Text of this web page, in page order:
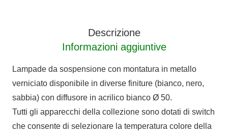
Descrizione
Informazioni aggiuntive
Lampade da sospensione con montatura in metallo
verniciato disponibile in diverse finiture (bianco, nero,
sabbia) con diffusore in acrilico bianco Ø 50.
Tutti gli apparecchi della collezione sono dotati di switch
che consente di selezionare la temperatura colore della